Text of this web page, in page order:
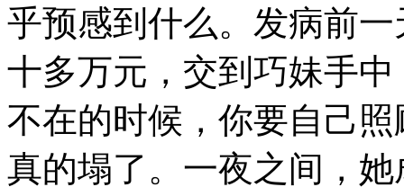
乎预感到什么。发病前
十多万元，交到巧妹手
不在的时候，你要自己
真的塌了。一夜之间，